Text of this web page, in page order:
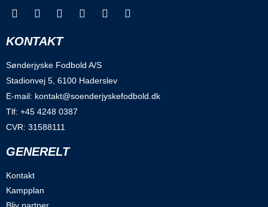
KONTAKT
Sønderjyske Fodbold A/S
Stadionvej 5, 6100 Haderslev
E-mail: kontakt@soenderjyskefodbold.dk
Tlf: +45 4248 0387
CVR: 31588111
GENERELT
Kontakt
Kampplan